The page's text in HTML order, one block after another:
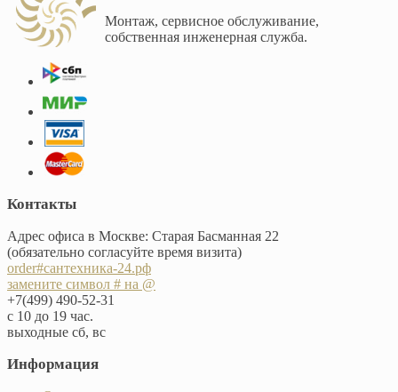
Монтаж, сервисное обслуживание,
собственная инженерная служба.
Контакты
Адрес офиса в Москве: Старая Басманная 22
(обязательно согласуйте время визита)
order#сантехника-24.рф
замените символ # на @
+7(499) 490-52-31
с 10 до 19 час.
выходные сб, вс
Информация